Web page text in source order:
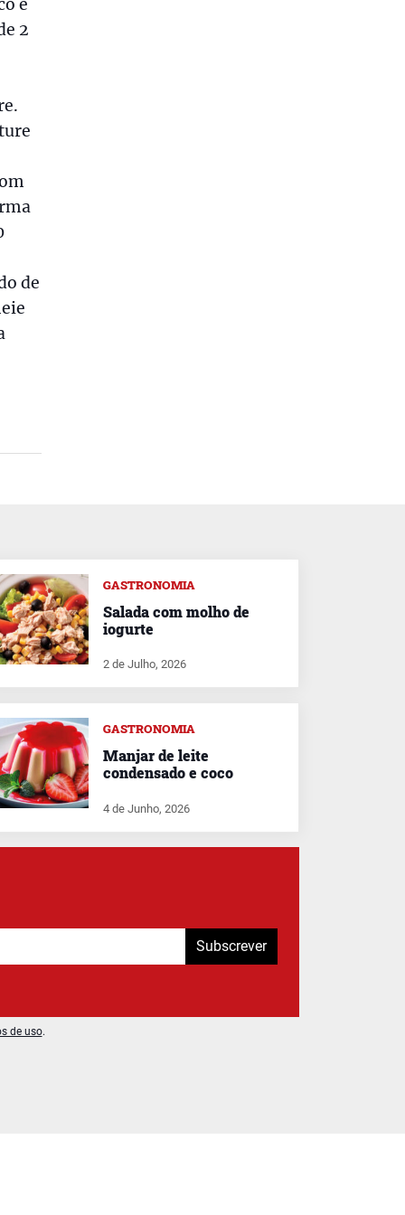
e
2
de
GASTRONOMIA
Salada com molho de
iogurte
2 de Julho, 2026
GASTRONOMIA
Manjar de leite
condensado e coco
4 de Junho, 2026
Subscrever
de uso.